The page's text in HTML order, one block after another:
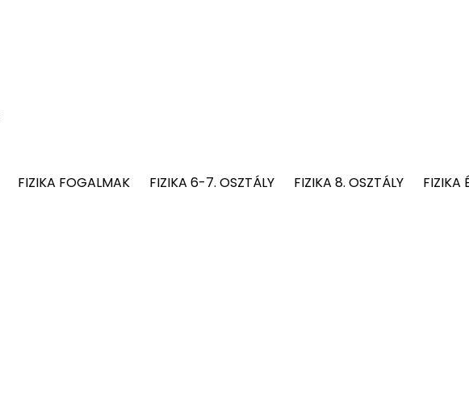
FIZIKA FOGALMAK
FIZIKA 6-7. OSZTÁLY FIZIKA 8. OSZTÁLY FIZIKA